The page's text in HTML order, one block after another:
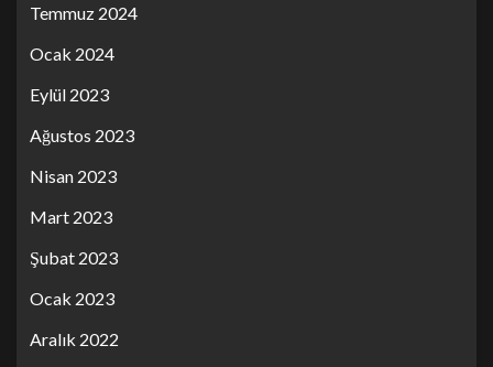
Temmuz 2024
Ocak 2024
Eylül 2023
Ağustos 2023
Nisan 2023
Mart 2023
Şubat 2023
Ocak 2023
Aralık 2022